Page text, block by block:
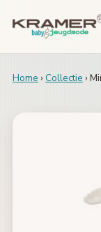
Home › Collectie ›